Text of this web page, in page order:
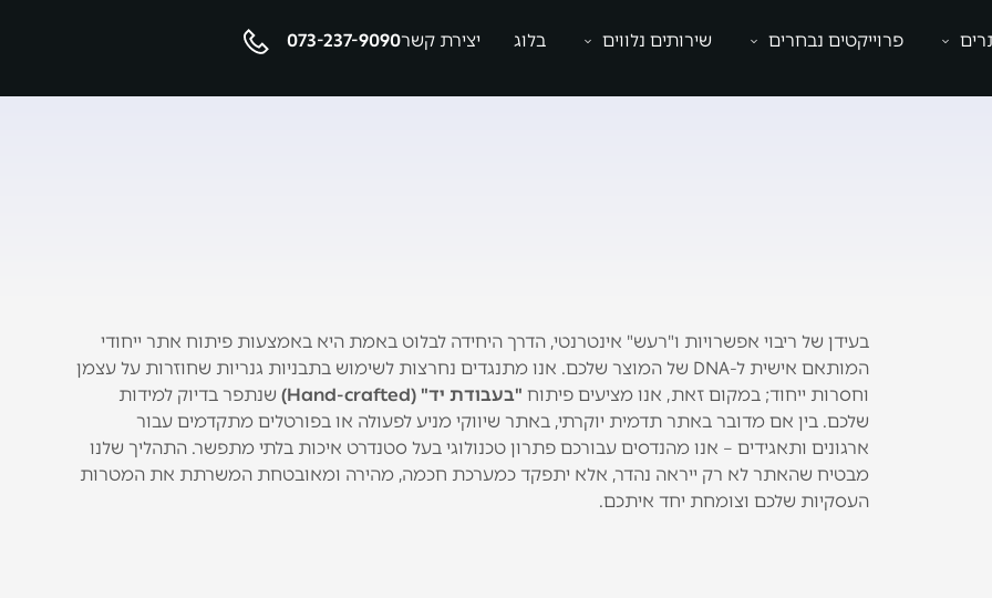
פרוייקטים נבחרים שירותים נלווים בלוג יצירת קשר073-237-9090
בעידן של ריבוי אפשרויות ו"רעש" אינטרנטי, הדרך היחידה לבלוט באמת היא באמצעות פיתוח אתר ייחודי
המותאם אישית ל-DNA של המוצר שלכם. אנו מתנגדים נחרצות לשימוש בתבניות גנריות שחוזרות על עצמן
וחסרות ייחוד; במקום זאת, אנו מציעים פיתוח "בעבודת יד" (Hand-crafted)
שנתפר בדיוק למידות
שלכם. בין אם מדובר באתר תדמית יוקרתי, באתר שיווקי מניע לפעולה או בפורטלים מתקדמים עבור
ארגונים ותאגידים – אנו מהנדסים עבורכם פתרון טכנולוגי בעל סטנדרט איכות בלתי מתפשר. התהליך שלנו
מבטיח שהאתר לא רק ייראה נהדר, אלא יתפקד כמערכת חכמה, מהירה ומאובטחת המשרתת את המטרות
העסקיות שלכם וצומחת יחד איתכם.